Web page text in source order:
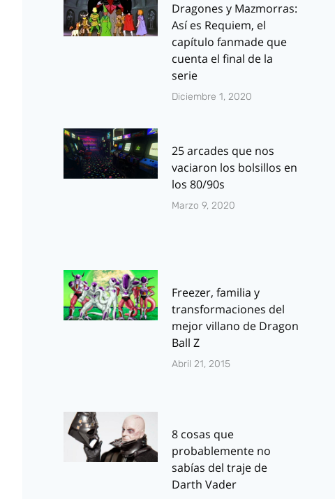
Dragones y Mazmorras:
Así es Requiem, el
capítulo fanmade que
cuenta el final de la
serie
Diciembre 1, 2020
25 arcades que nos
vaciaron los bolsillos en
los 80/90s
Marzo 9, 2020
Freezer, familia y
transformaciones del
mejor villano de Dragon
Ball Z
Abril 21, 2015
8 cosas que
probablemente no
sabías del traje de
Darth Vader